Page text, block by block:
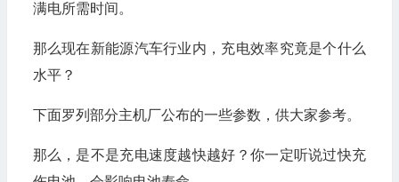
满电所需时间。
那么现在新能源汽车行业内，充电效率究竟是个什么
水平？
下面罗列部分主机厂公布的一些参数，供大家参考。
那么，是不是充电速度越快越好？你一定听说过快充